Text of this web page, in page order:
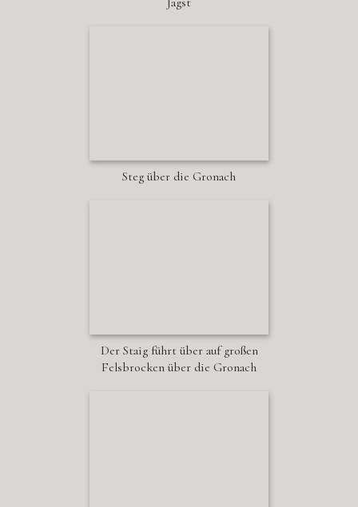
Steg über die Gronach
Der Staig führt über auf großen
Felsbrocken über die Gronach